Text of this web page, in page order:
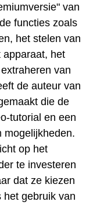
van
functies zoals
het stelen van
apparaat, het
van
de auteur van
die de
tutorial en een
mogelijkheden.
op het
te investeren
dat ze kiezen
het gebruik van